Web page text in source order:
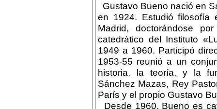
Gustavo Bueno nació en
en 1924. Estudió filosofía
Madrid, doctorándose
catedrático del Instituto
1949 a 1960. Participó
1953-55 reunió a un
historia, la teoría, y la
Sánchez Mazas, Rey
París y el propio Gustavo
Desde 1960, Bueno es